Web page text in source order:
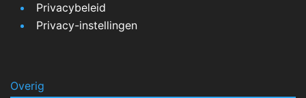
Privacybeleid
Privacy-instellingen
Overig